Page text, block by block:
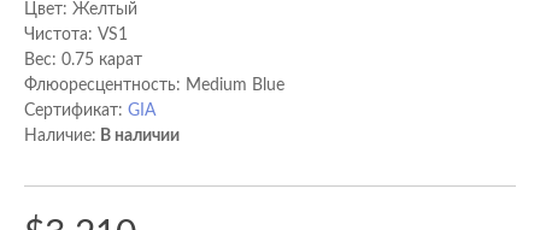
Цвет: Желтый
Чистота: VS1
Вес: 0.75 карат
Флюоресцентность: Medium Blue
Сертификат: GIA
Наличие: В наличии